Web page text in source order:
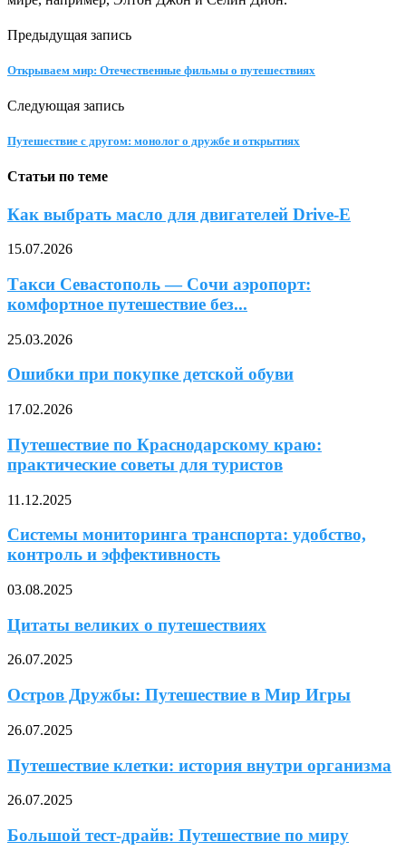
Предыдущая запись
Открываем мир: Отечественные фильмы о путешествиях
Следующая запись
Путешествие с другом: монолог о дружбе и открытиях
Статьи по теме
Как выбрать масло для двигателей Drive-E
15.07.2026
Такси Севастополь — Сочи аэропорт:
комфортное путешествие без...
25.03.2026
Ошибки при покупке детской обуви
17.02.2026
Путешествие по Краснодарскому краю:
практические советы для туристов
11.12.2025
Системы мониторинга транспорта: удобство,
контроль и эффективность
03.08.2025
Цитаты великих о путешествиях
26.07.2025
Остров Дружбы: Путешествие в Мир Игры
26.07.2025
Путешествие клетки: история внутри организма
26.07.2025
Большой тест-драйв: Путешествие по миру